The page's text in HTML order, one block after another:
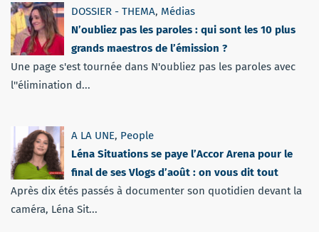
DOSSIER - THEMA, Médias
N’oubliez pas les paroles : qui sont les 10 plus
grands maestros de l’émission ?
Une page s'est tournée dans N'oubliez pas les paroles avec
l''élimination d...
A LA UNE, People
Léna Situations se paye l’Accor Arena pour le
final de ses Vlogs d’août : on vous dit tout
Après dix étés passés à documenter son quotidien devant la
caméra, Léna Sit...